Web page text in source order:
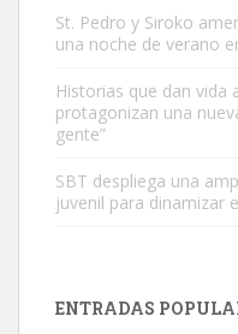
Este gato macho ha
es muy manso y
St. Pedro y Siroko
una noche de verano
Historias que dan vida
protagonizan una
gente”
SBT despliega una
juvenil para dinamizar
ENTRADAS